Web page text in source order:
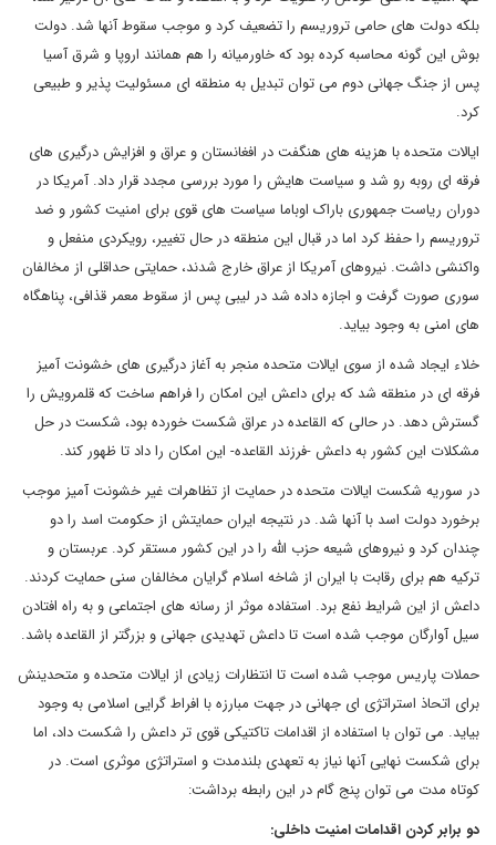
بلکه دولت های حامی تروریسم را تضعیف کرد و موجب سقوط آنها شد. دولت
بوش این گونه محاسبه کرده بود که خاورمیانه را هم همانند اروپا و شرق آسیا
پس از جنگ جهانی دوم می توان تبدیل به منطقه ای مسئولیت پذیر و طبیعی
کرد.
ایالات متحده با هزینه های هنگفت در افغانستان و عراق و افزایش درگیری های
فرقه ای روبه رو شد و سیاست هایش را مورد بررسی مجدد قرار داد. آمریکا در
دوران ریاست جمهوری باراک اوباما سیاست های قوی برای امنیت کشور و ضد
تروریسم را حفظ کرد اما در قبال این منطقه در حال تغییر، رویکردی منفعل و
واکنشی داشت. نیروهای آمریکا از عراق خارج شدند، حمایتی حداقلی از مخالفان
سوری صورت گرفت و اجازه داده شد در لیبی پس از سقوط معمر قذافی، پناهگاه
های امنی به وجود بیاید.
خلاء ایجاد شده از سوی ایالات متحده منجر به آغاز درگیری های خشونت آمیز
فرقه ای در منطقه شد که برای داعش این امکان را فراهم ساخت که قلمرویش را
گسترش دهد. در حالی که القاعده در عراق شکست خورده بود، شکست در حل
مشکلات این کشور به داعش -فرزند القاعده- این امکان را داد تا ظهور کند.
در سوریه شکست ایالات متحده در حمایت از تظاهرات غیر خشونت آمیز موجب
برخورد دولت اسد با آنها شد. در نتیجه ایران حمایتش از حکومت اسد را دو
چندان کرد و نیروهای شیعه حزب الله را در این کشور مستقر کرد. عربستان و
ترکیه هم برای رقابت با ایران از شاخه اسلام گرایان مخالفان سنی حمایت کردند.
داعش از این شرایط نفع برد. استفاده موثر از رسانه های اجتماعی و به راه افتادن
سیل آوارگان موجب شده است تا داعش تهدیدی جهانی و بزرگتر از القاعده باشد.
حملات پاریس موجب شده است تا انتظارات زیادی از ایالات متحده و متحدینش
برای اتحاذ استراتژی ای جهانی در جهت مبارزه با افراط گرایی اسلامی به وجود
بیاید. می توان با استفاده از اقدامات تاکتیکی قوی تر داعش را شکست داد، اما
برای شکست نهایی آنها نیاز به تعهدی بلندمدت و استراتژی موثری است. در
کوتاه مدت می توان پنج گام در این رابطه برداشت:
دو برابر کردن اقدامات امنیت داخلی: